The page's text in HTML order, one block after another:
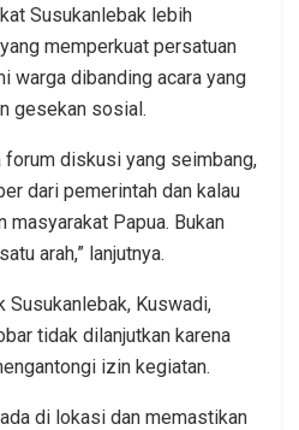
Susukanlebak lebih
memperkuat persatuan
warga dibanding acara yang
gesekan sosial.
forum diskusi yang seimbang,
dari pemerintah dan kalau
masyarakat Papua. Bukan
arah,” lanjutnya.
Susukanlebak, Kuswadi,
tidak dilanjutkan karena
izin kegiatan.
di lokasi dan memastikan